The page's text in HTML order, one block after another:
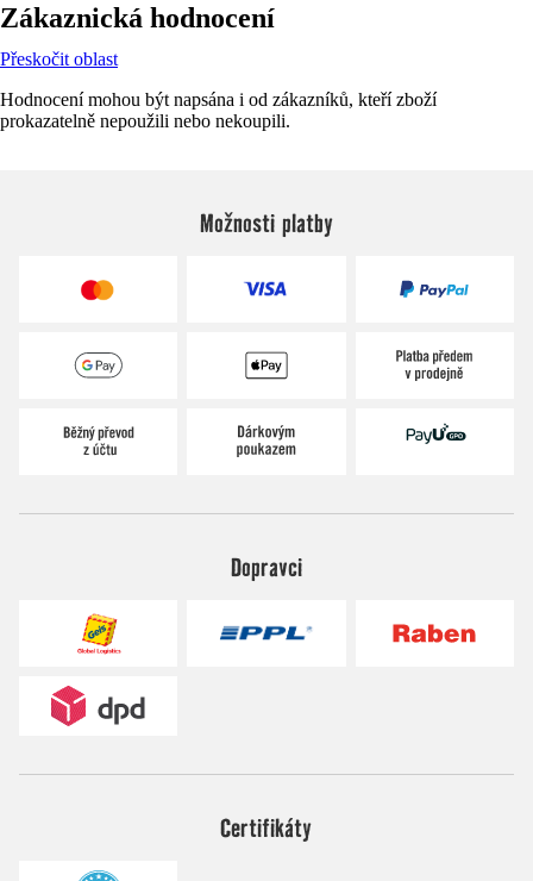
Zákaznická hodnocení
Přeskočit oblast
Hodnocení mohou být napsána i od zákazníků, kteří zboží
prokazatelně nepoužili nebo nekoupili.
Možnosti platby
Dopravci
Certifikáty